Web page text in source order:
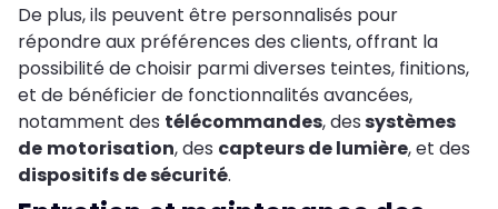
De plus, ils peuvent être personnalisés pour
répondre aux préférences des clients, offrant la
possibilité de choisir parmi diverses teintes, finitions,
et de bénéficier de fonctionnalités avancées,
notamment des télécommandes, dessystèmes
de motorisation, des capteurs de lumière, et des
dispositifs de sécurité.